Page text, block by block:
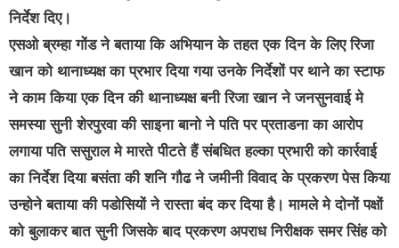
निर्देश दिए।
एसओ ब्रम्हा गोंड ने बताया कि अभियान के तहत एक दिन के लिए रिजा
खान को थानाध्यक्ष का प्रभार दिया गया उनके निर्देशों पर थाने का स्टाफ
ने काम किया एक दिन की थानाध्यक्ष बनी रिजा खान ने जनसुनवाई मे
समस्या सुनी शेरपुरवा की साइना बानो ने पति पर प्रताडना का आरोप
लगाया पति ससुराल मे मारते पीटते हैं संबधित हल्का प्रभारी को कार्रवाई
का निर्देश दिया बसंता की शनि गौढ ने जमीनी विवाद के प्रकरण पेस किया
उन्होने बताया की पडोसियों ने रास्ता बंद कर दिया है। मामले मे दोनों पक्षों
को बुलाकर बात सुनी जिसके बाद प्रकरण अपराध निरीक्षक समर सिंह को